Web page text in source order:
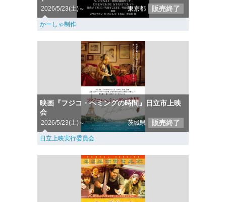
2026/5/23(土)～ 東京都 販売終了
かーしゃ制作
映画『フジコ・ヘミングの時間』日立市上映
会
2026/5/23(土)～ 茨城県 販売終了
日立上映実行委員会